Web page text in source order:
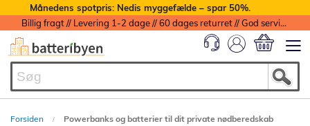
Månedens spotpris: Nedis myggefælde – spar 50%.
Billig fragt // Levering 1-2 dage // 60 dages returret // God service med garanti
Forsiden Powerbanks og batterier til dit private nødberedskab